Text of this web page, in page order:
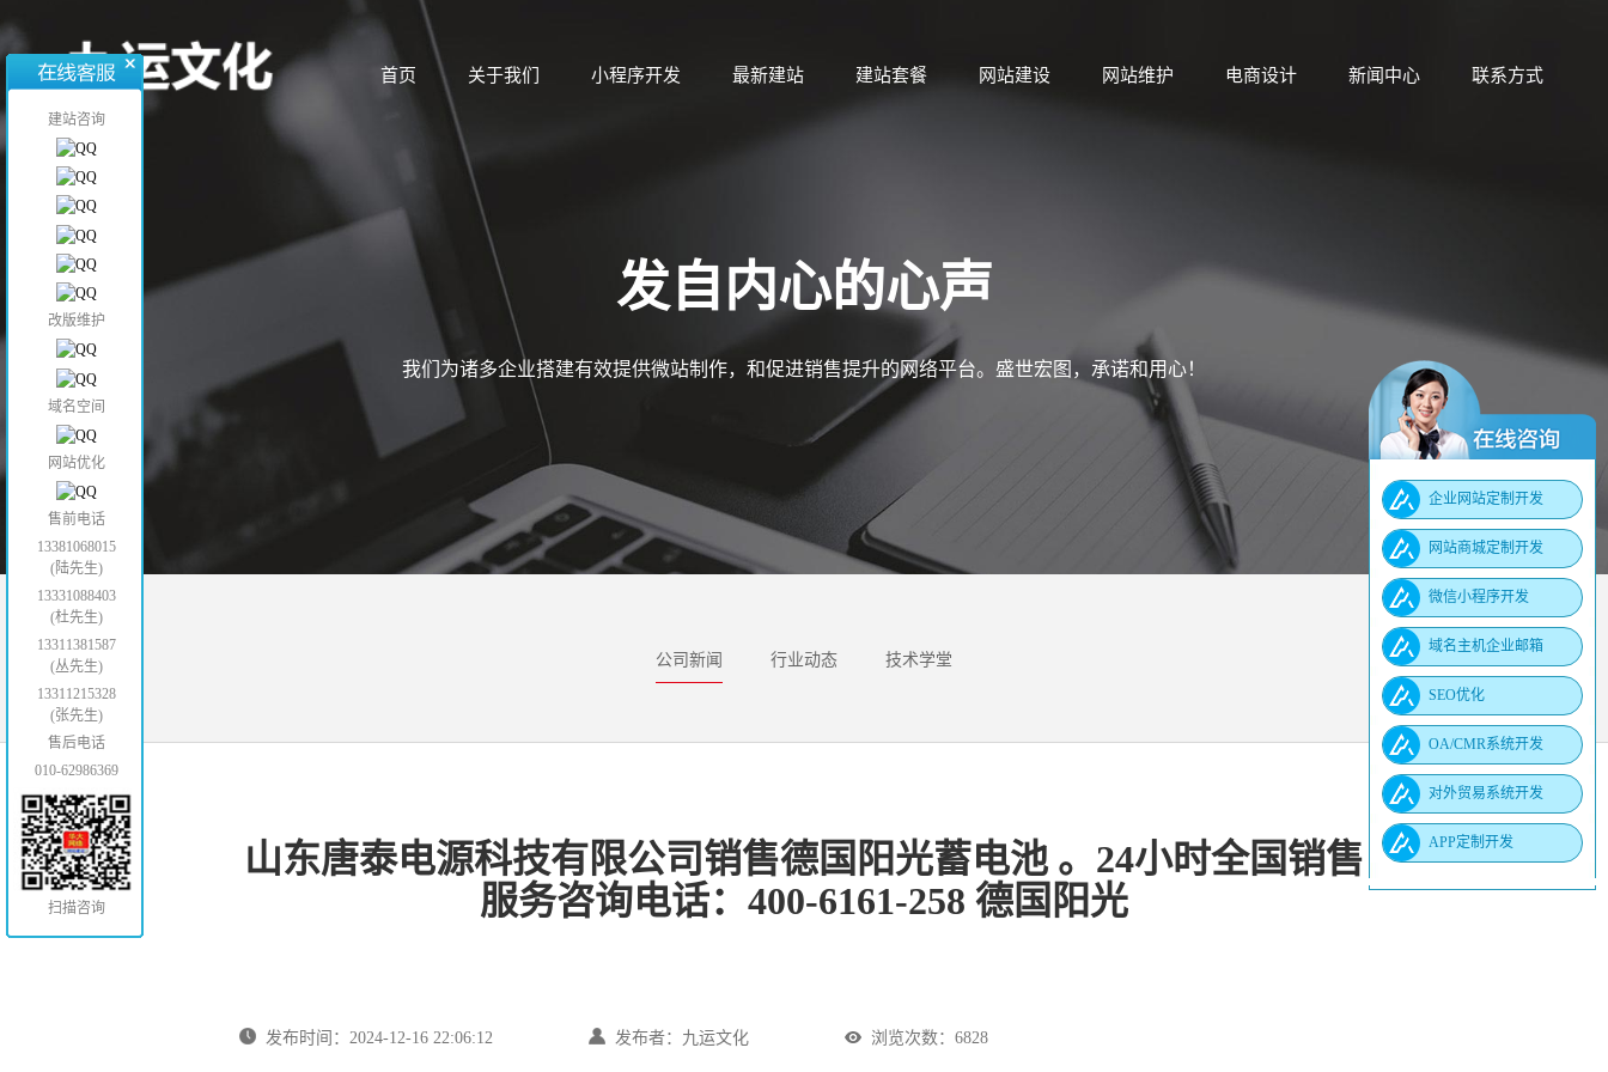
首页 关于我们 小程序开发 最新建站 建站套餐 网站建设 网站维护 电商设计 新闻中心 联系方式
发自内心的心声
我们为诸多企业搭建有效提供微站制作，和促进销售提升的网络平台。盛世宏图，承诺和用心！
公司新闻 行业动态 技术学堂
山东唐泰电源科技有限公司销售德国阳光蓄电池 。24小时全国销售
服务咨询电话：400-6161-258 德国阳光
发布时间：2024-12-16 22:06:12 发布者：九运文化 浏览次数：6828
建站咨询
改版维护
域名空间
网站优化
售前电话
13381068015
(陆先生)
13331088403
(杜先生)
13311381587
(丛先生)
13311215328
(张先生)
售后电话
010-62986369
扫描咨询
企业网站定制开发
网站商城定制开发
微信小程序开发
域名主机企业邮箱
SEO优化
OA/CMR系统开发
对外贸易系统开发
APP定制开发